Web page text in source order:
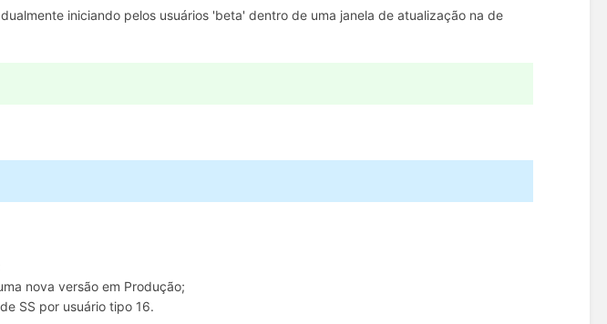
iniciando pelos usuários 'beta' dentro de uma janela de atualização na de
nova versão em Produção;
SS por usuário tipo 16.